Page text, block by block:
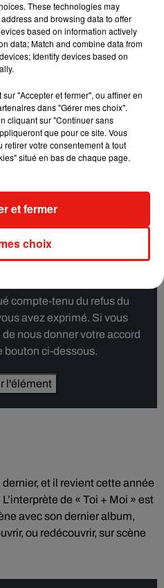
compte-tenu du refus du
avez exprimé. Si vous
nous donner votre accord
ci-dessous.
l'élément
Vibration. On aura la
il présentera son tout dernier
compte-tenu du refus du
avez exprimé. Si vous
nous donner votre accord
bouton ci-dessous.
l'élément
et il revient cette année
de « Toi + Moi » est
avec son dernier album,
ou redécouvrir, sur scène
These technologies may
and browsing data to offer
based on information actively
data; Match and combine data from
Identify devices based on
"Accepter et fermer", ou affiner en
dans "Gérer mes choix".
cliquant sur "Continuer sans
que pour ce site. Vous
retirer votre consentement à tout
situé en bas de chaque page.
choix
et fermer